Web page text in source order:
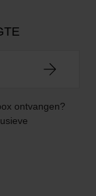
ontvangen?